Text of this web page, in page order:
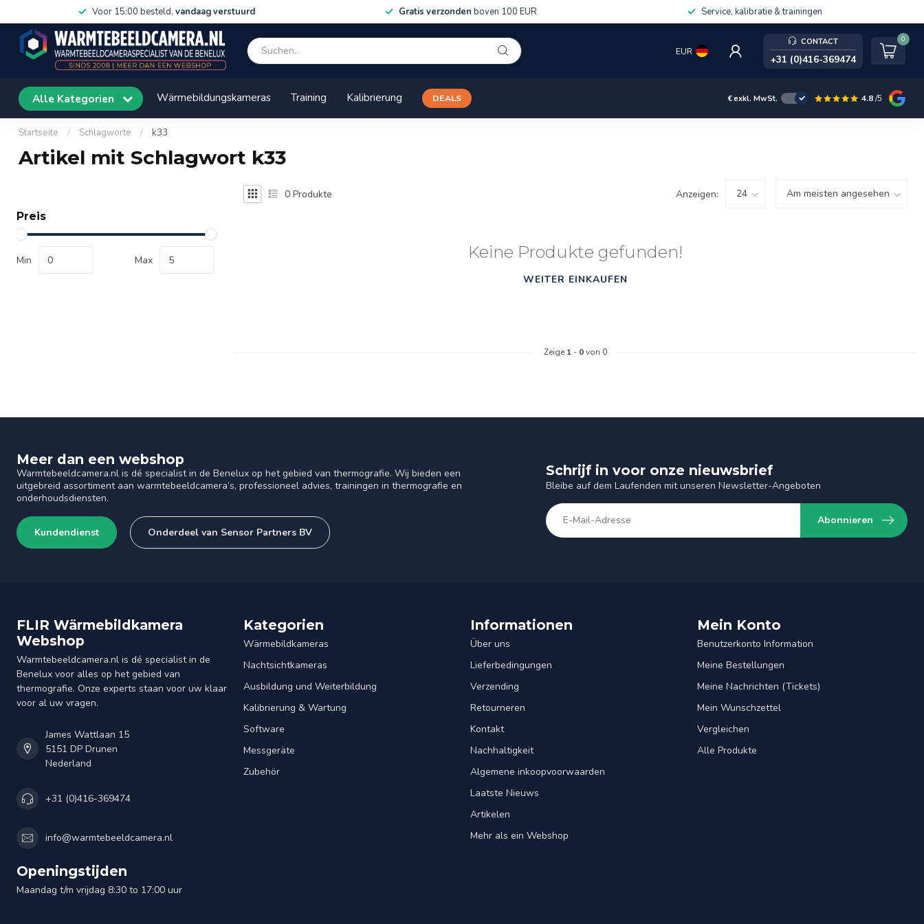
Voor 15:00 besteld, vandaag verstuurd Gratis verzonden boven 100 EUR Service, kalibratie & trainingen
EUR
CONTACT
+31 (0)416-369474
0
Alle Kategorien Wärmebildungskameras Training Kalibrierung DEALS €exkl. MwSt. 4.8/5
Startseite / Schlagworte / k33
Artikel mit Schlagwort k33
Preis
Min Max
0 Produkte Anzeigen:
Keine Produkte gefunden!
WEITER EINKAUFEN
Zeige 1 - 0von 0
Meer dan een webshop
Warmtebeeldcamera.nl is dé specialist in de Benelux op het gebied van thermografie. Wij bieden een
uitgebreid assortiment aan warmtebeeldcamera’s, professioneel advies, trainingen in thermografie en
onderhoudsdiensten.
Kundendienst Onderdeel van Sensor Partners BV
Schrijf in voor onze nieuwsbrief
Bleibe auf dem Laufenden mit unseren Newsletter-Angeboten
Abonnieren
FLIR Wärmebildkamera
Webshop
Warmtebeeldcamera.nl is dé specialist in de
Benelux voor alles op het gebied van
thermografie. Onze experts staan voor uw klaar
voor al uw vragen.
James Wattlaan 15
5151 DP Drunen
Nederland
+31 (0)416-369474
info@warmtebeeldcamera.nl
Openingstijden
Maandag t/m vrijdag 8:30 to 17:00 uur
Kategorien
Wärmebildkameras
Nachtsichtkameras
Ausbildung und Weiterbildung
Kalibrierung & Wartung
Software
Messgeräte
Zubehör
Informationen
Über uns
Lieferbedingungen
Verzending
Retourneren
Kontakt
Nachhaltigkeit
Algemene inkoopvoorwaarden
Laatste Nieuws
Artikelen
Mehr als ein Webshop
Mein Konto
Benutzerkonto Information
Meine Bestellungen
Meine Nachrichten (Tickets)
Mein Wunschzettel
Vergleichen
Alle Produkte